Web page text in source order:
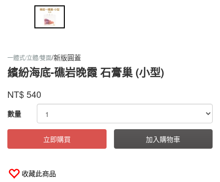
一體式/立體/雙面/新版圓蓋
繽紛海底-礁岩晚霞 石膏巢 (小型)
商品代號 FCUSRFODPRPLS
FCUSRFODPRPLS
品牌
螞
帝
國
NT$540
GOODS000000000000000000169
數量
立即購買 加入購物車
收藏此商品